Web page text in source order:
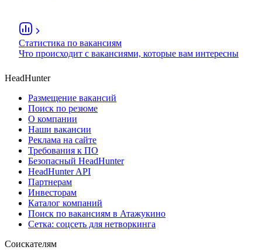
Статистика по вакансиям
Что происходит с вакансиями, которые вам интересны
HeadHunter
Размещение вакансий
Поиск по резюме
О компании
Наши вакансии
Реклама на сайте
Требования к ПО
Безопасный HeadHunter
HeadHunter API
Партнерам
Инвесторам
Каталог компаний
Поиск по вакансиям в Атажукино
Сетка: соцсеть для нетворкинга
Соискателям